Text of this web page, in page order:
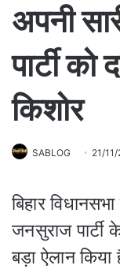
अपनी
पार्टी
किशोर
SABLOG 21/
बिहार
जनसुराज
बड़ा ऐलान